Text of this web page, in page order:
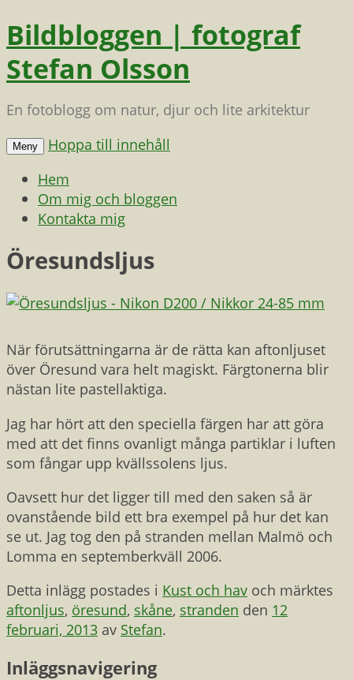
Bildbloggen | fotograf
Stefan Olsson
En fotoblogg om natur, djur och lite arkitektur
Meny
Hoppa till innehåll
Hem
Om mig och bloggen
Kontakta mig
Öresundsljus
När förutsättningarna är de rätta kan aftonljuset
över Öresund vara helt magiskt. Färgtonerna blir
nästan lite pastellaktiga.
Jag har hört att den speciella färgen har att göra
med att det finns ovanligt många partiklar i luften
som fångar upp kvällssolens ljus.
Oavsett hur det ligger till med den saken så är
ovanstående bild ett bra exempel på hur det kan
se ut. Jag tog den på stranden mellan Malmö och
Lomma en septemberkväll 2006.
Detta inlägg postades i Kust och hav och märktes
aftonljus, öresund, skåne, stranden den 12
februari, 2013 av Stefan.
Inläggsnavigering